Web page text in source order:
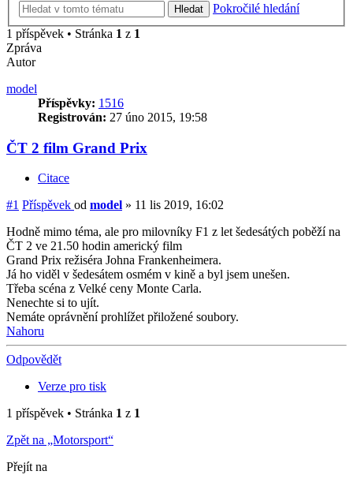
Hledat
Pokročilé hledání
1 příspěvek • Stránka 1 z 1
Zpráva
Autor
model
Příspěvky: 1516
Registrován: 27 úno 2015, 19:58
ČT 2 film Grand Prix
Citace
#1 Příspěvek od model » 11 lis 2019, 16:02
Hodně mimo téma, ale pro milovníky F1 z let šedesátých poběží na
ČT 2 ve 21.50 hodin americký film
Grand Prix režiséra Johna Frankenheimera.
Já ho viděl v šedesátem osmém v kině a byl jsem unešen.
Třeba scéna z Velké ceny Monte Carla.
Nenechte si to ujít.
Nemáte oprávnění prohlížet přiložené soubory.
Nahoru
Odpovědět
Verze pro tisk
1 příspěvek • Stránka 1 z 1
Zpět na „Motorsport“
Přejít na